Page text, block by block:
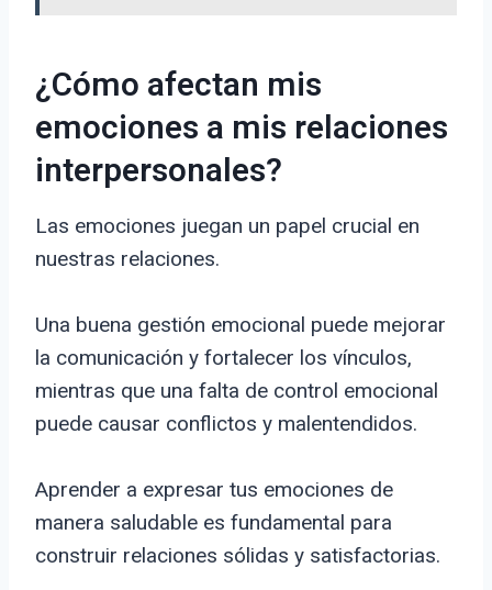
¿Cómo afectan mis
emociones a mis relaciones
interpersonales?
Las emociones juegan un papel crucial en
nuestras relaciones.
Una buena gestión emocional puede mejorar
la comunicación y fortalecer los vínculos,
mientras que una falta de control emocional
puede causar conflictos y malentendidos.
Aprender a expresar tus emociones de
manera saludable es fundamental para
construir relaciones sólidas y satisfactorias.